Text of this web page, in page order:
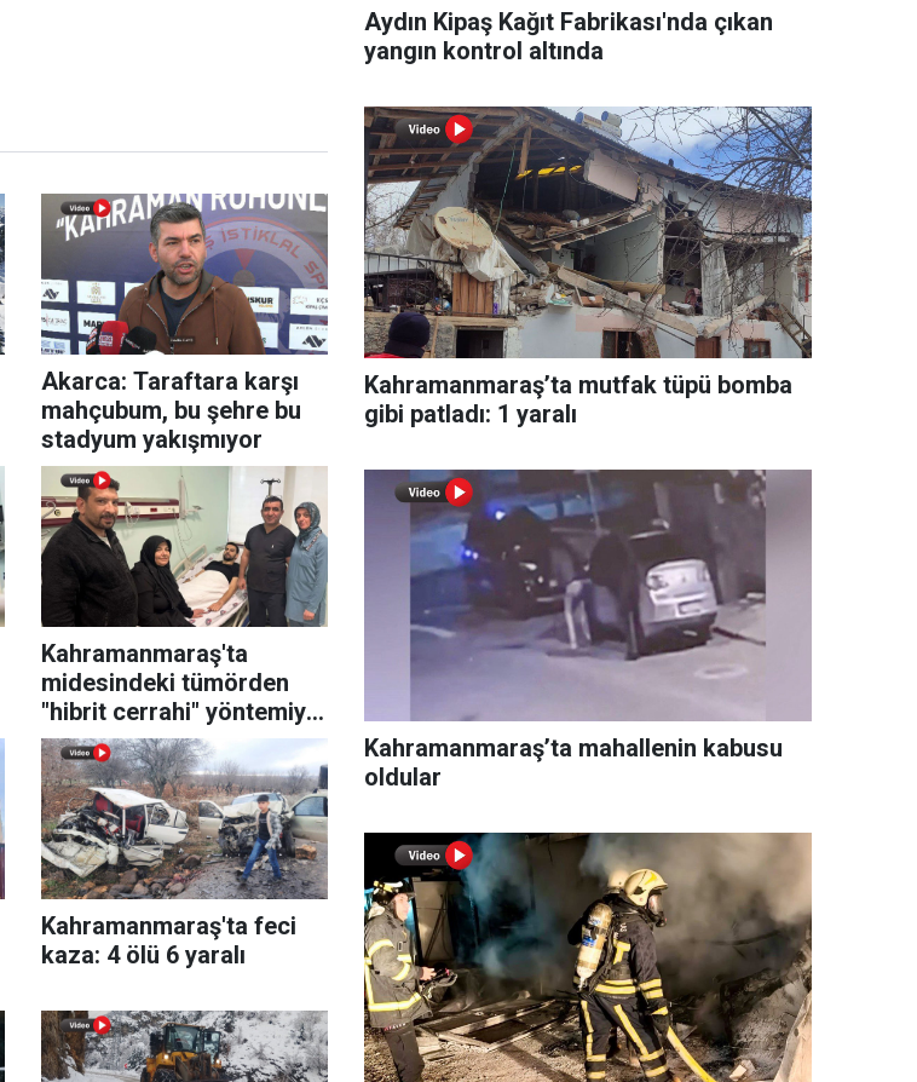
Akarca: Taraftara karşı
mahçubum, bu şehre bu
stadyum yakışmıyor
Kahramanmaraş'ta
midesindeki tümörden
"hibrit cerrahi" yöntemiyle
kurtuldu
Kahramanmaraş'ta feci
kaza: 4 ölü 6 yaralı
Aydın Kipaş Kağıt Fabrikası'nda çıkan
yangın kontrol altında
Kahramanmaraş’ta mutfak tüpü bomba
gibi patladı: 1 yaralı
Kahramanmaraş’ta mahallenin kabusu
oldular